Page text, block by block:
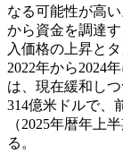
なる可能性が高
から資金を調達
入価格の上昇と
2022年から2024
は、現在緩和し
314億米ドルで、
（2025年暦年上
る。